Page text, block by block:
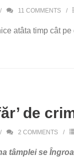
11 COMMENTS
atâta timp cât
de
2 COMMENTS
tâmplei se